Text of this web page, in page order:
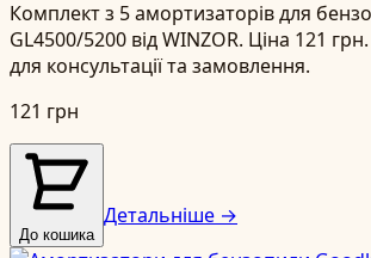
Комплект з 5 амортизаторів для
GL4500/5200 від WINZOR. Ціна 121
для консультації та замовлення.
121 грн
До кошика
Детальніше →